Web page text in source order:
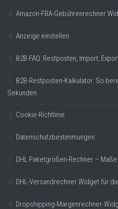
Amazon-FBA-Gebührenrechner
Anzeige einstellen
B2B-FAQ: Restposten, Import,
B2B-Restposten-Kalkulator: So
Sekunden
Cookie-Richtlinie
Datenschutzbestimmungen
DHL Paketgrößen-Rechner –
DHL-Versandrechner Widget für
Dropshipping-Margenrechner-